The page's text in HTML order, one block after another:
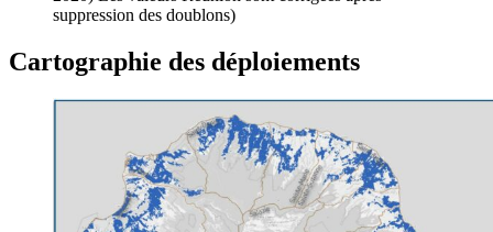
suppression des doublons)
Cartographie des déploiements